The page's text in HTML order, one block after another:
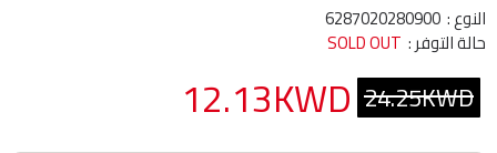
النوع : 6287020280900
حالة التوفر : SOLD OUT
24.25KWD
12.13KWD